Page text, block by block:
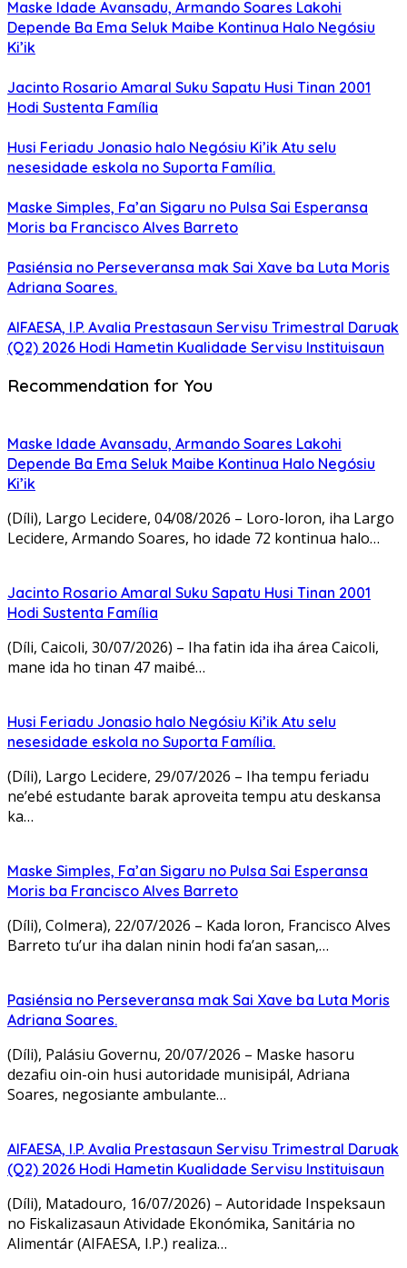
Maske Idade Avansadu, Armando Soares Lakohi
Depende Ba Ema Seluk Maibe Kontinua Halo Negósiu
Ki’ik
Jacinto Rosario Amaral Suku Sapatu Husi Tinan 2001
Hodi Sustenta Família
Husi Feriadu Jonasio halo Negósiu Ki’ik Atu selu
nesesidade eskola no Suporta Família.
Maske Simples, Fa’an Sigaru no Pulsa Sai Esperansa
Moris ba Francisco Alves Barreto
Pasiénsia no Perseveransa mak Sai Xave ba Luta Moris
Adriana Soares.
AIFAESA, I.P. Avalia Prestasaun Servisu Trimestral Daruak
(Q2) 2026 Hodi Hametin Kualidade Servisu Instituisaun
Recommendation for You
Maske Idade Avansadu, Armando Soares Lakohi
Depende Ba Ema Seluk Maibe Kontinua Halo Negósiu
Ki’ik
(Díli), Largo Lecidere, 04/08/2026 – Loro-loron, iha Largo
Lecidere, Armando Soares, ho idade 72 kontinua halo…
Jacinto Rosario Amaral Suku Sapatu Husi Tinan 2001
Hodi Sustenta Família
(Díli, Caicoli, 30/07/2026) – Iha fatin ida iha área Caicoli,
mane ida ho tinan 47 maibé…
Husi Feriadu Jonasio halo Negósiu Ki’ik Atu selu
nesesidade eskola no Suporta Família.
(Díli), Largo Lecidere, 29/07/2026 – Iha tempu feriadu
ne’ebé estudante barak aproveita tempu atu deskansa
ka…
Maske Simples, Fa’an Sigaru no Pulsa Sai Esperansa
Moris ba Francisco Alves Barreto
(Díli), Colmera), 22/07/2026 – Kada loron, Francisco Alves
Barreto tu’ur iha dalan ninin hodi fa’an sasan,…
Pasiénsia no Perseveransa mak Sai Xave ba Luta Moris
Adriana Soares.
(Díli), Palásiu Governu, 20/07/2026 – Maske hasoru
dezafiu oin-oin husi autoridade munisipál, Adriana
Soares, negosiante ambulante…
AIFAESA, I.P. Avalia Prestasaun Servisu Trimestral Daruak
(Q2) 2026 Hodi Hametin Kualidade Servisu Instituisaun
(Díli), Matadouro, 16/07/2026) – Autoridade Inspeksaun
no Fiskalizasaun Atividade Ekonómika, Sanitária no
Alimentár (AIFAESA, I.P.) realiza…